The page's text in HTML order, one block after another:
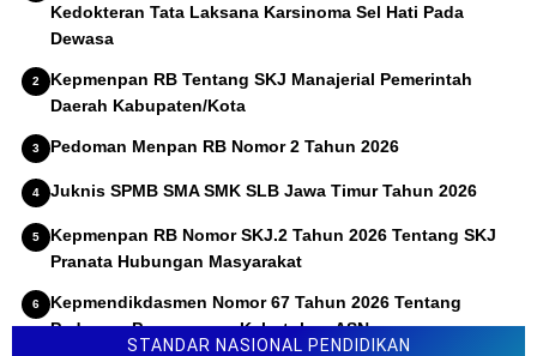
Kedokteran Tata Laksana Karsinoma Sel Hati Pada
Dewasa
Kepmenpan RB Tentang SKJ Manajerial Pemerintah
Daerah Kabupaten/Kota
Pedoman Menpan RB Nomor 2 Tahun 2026
Juknis SPMB SMA SMK SLB Jawa Timur Tahun 2026
Kepmenpan RB Nomor SKJ.2 Tahun 2026 Tentang SKJ
Pranata Hubungan Masyarakat
Kepmendikdasmen Nomor 67 Tahun 2026 Tentang
Pedoman Penyusunan Kebutuhan ASN
STANDAR NASIONAL PENDIDIKAN